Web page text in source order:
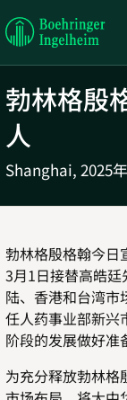
Boehringer
Ingelheim
勃林格殷
人
Shanghai, 2025
勃林格殷格翰今日
3月1日接替高皓
陆、香港和台湾市
任人药事业部新兴
阶段的发展做好准
为充分释放勃林格